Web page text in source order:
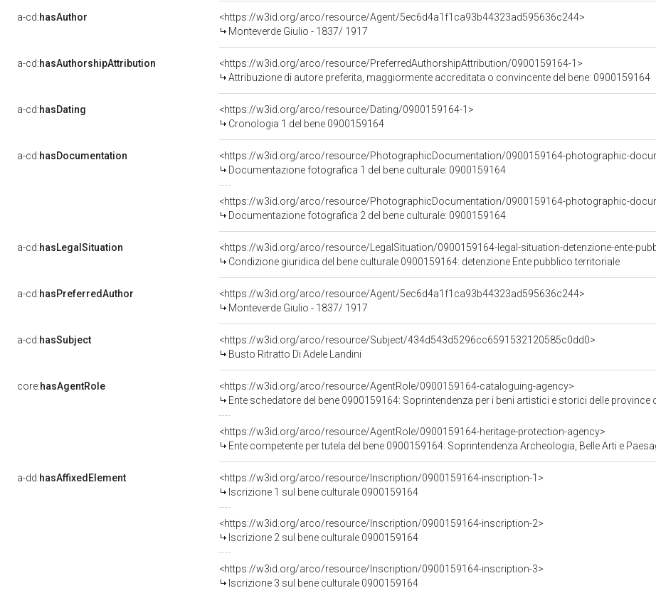
a-cd:hasAuthor
<https://w3id.org/arco/resource/Agent/5ec6d4a1f1ca93b44323ad595636c244>
Monteverde Giulio - 1837/ 1917
a-cd:hasAuthorshipAttribution
<https://w3id.org/arco/resource/PreferredAuthorshipAttribution/0900159164-1>
Attribuzione di autore preferita, maggiormente accreditata o convincente del bene: 0900159164
a-cd:hasDating
<https://w3id.org/arco/resource/Dating/0900159164-1>
Cronologia 1 del bene 0900159164
a-cd:hasDocumentation
<https://w3id.org/arco/resource/PhotographicDocumentation/0900159164-photographic-
Documentazione fotografica 1 del bene culturale: 0900159164
<https://w3id.org/arco/resource/PhotographicDocumentation/0900159164-photographic-
Documentazione fotografica 2 del bene culturale: 0900159164
a-cd:hasLegalSituation
<https://w3id.org/arco/resource/LegalSituation/0900159164-legal-situation-detenzione-ente-
Condizione giuridica del bene culturale 0900159164: detenzione Ente pubblico territoriale
a-cd:hasPreferredAuthor
<https://w3id.org/arco/resource/Agent/5ec6d4a1f1ca93b44323ad595636c244>
Monteverde Giulio - 1837/ 1917
a-cd:hasSubject
<https://w3id.org/arco/resource/Subject/434d543d5296cc6591532120585c0dd0>
Busto Ritratto Di Adele Landini
core:hasAgentRole
<https://w3id.org/arco/resource/AgentRole/0900159164-cataloguing-agency>
Ente schedatore del bene 0900159164: Soprintendenza per i beni artistici e storici delle province
<https://w3id.org/arco/resource/AgentRole/0900159164-heritage-protection-agency>
Ente competente per tutela del bene 0900159164: Soprintendenza Archeologia, Belle Arti e
a-dd:hasAffixedElement
<https://w3id.org/arco/resource/Inscription/0900159164-inscription-1>
Iscrizione 1 sul bene culturale 0900159164
<https://w3id.org/arco/resource/Inscription/0900159164-inscription-2>
Iscrizione 2 sul bene culturale 0900159164
<https://w3id.org/arco/resource/Inscription/0900159164-inscription-3>
Iscrizione 3 sul bene culturale 0900159164